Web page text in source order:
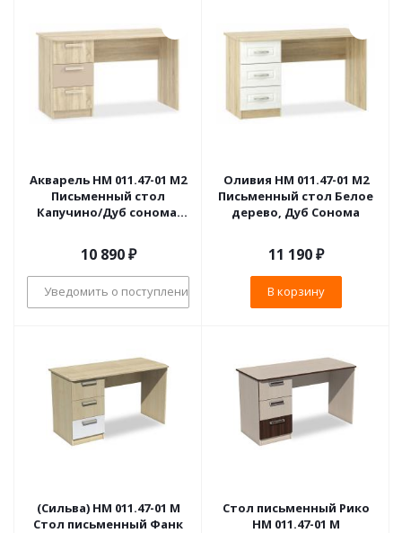
Акварель НМ 011.47-01 М2
Письменный стол
Капучино/Дуб сонома,
10 890₽
Уведомить о поступлении
Оливия НМ 011.47-01 М2
Письменный стол Белое
дерево, Дуб Сонома
11 190₽
В корзину
(Сильва) НМ 011.47-01 М
Стол письменный Фанк
Стол письменный Рико
НМ 011.47-01 М